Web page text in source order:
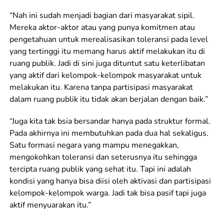
“Nah ini sudah menjadi bagian dari masyarakat sipil.
Mereka aktor-aktor atau yang punya komitmen atau
pengetahuan untuk merealisasikan toleransi pada level
yang tertinggi itu memang harus aktif melakukan itu di
ruang publik. Jadi di sini juga dituntut satu keterlibatan
yang aktif dari kelompok-kelompok masyarakat untuk
melakukan itu. Karena tanpa partisipasi masyarakat
dalam ruang publik itu tidak akan berjalan dengan baik.”
“Juga kita tak bsia bersandar hanya pada struktur formal.
Pada akhirnya ini membutuhkan pada dua hal sekaligus.
Satu formasi negara yang mampu menegakkan,
mengokohkan toleransi dan seterusnya itu sehingga
tercipta ruang publik yang sehat itu. Tapi ini adalah
kondisi yang hanya bisa diisi oleh aktivasi dan partisipasi
kelompok-kelompok warga. Jadi tak bisa pasif tapi juga
aktif menyuarakan itu.”